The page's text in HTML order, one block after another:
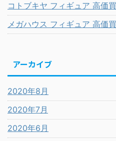
コトブキヤ フィギュア 高価
メガハウス フィギュア 高価
アーカイブ
2020年8月
2020年7月
2020年6月